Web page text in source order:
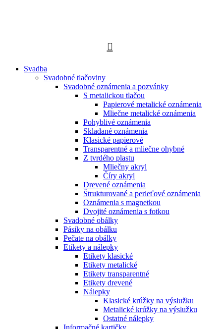
0
Svadba
Svadobné tlačoviny
Svadobné oznámenia a pozvánky
S metalickou tlačou
Papierové metalické oznámenia
Mliečne metalické oznámenia
Pohyblivé oznámenia
Skladané oznámenia
Klasické papierové
Transparentné a mliečne ohybné
Z tvrdého plastu
Mliečny akryl
Číry akryl
Drevené oznámenia
Štrukturované a perleťové oznámenia
Oznámenia s magnetkou
Dvojité oznámenia s fotkou
Svadobné obálky
Pásiky na obálku
Pečate na obálky
Etikety a nálepky
Etikety klasické
Etikety metalické
Etikety transparentné
Etikety drevené
Nálepky
Klasické krúžky na výslužku
Metalické krúžky na výslužku
Ostatné nálepky
Informačné kartičky